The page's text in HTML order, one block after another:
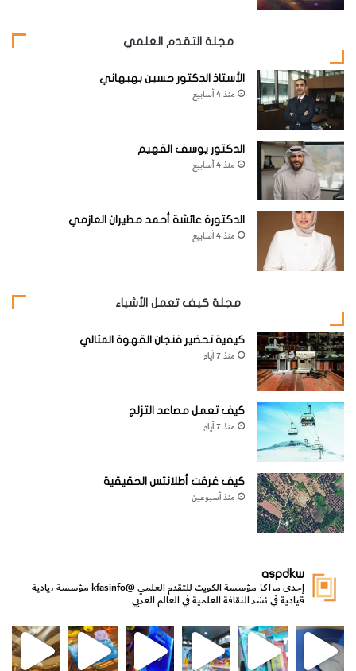
مجلة التقدم العلمي
الأستاذ الدكتور حسين بهبهاني
منذ 4 أسابيع
الدكتور يوسف القهيم
منذ 4 أسابيع
الدكتورة عائشة أحمد مطيران العازمي
منذ 4 أسابيع
مجلة كيف تعمل الأشياء
كيفية تحضير فنجان القهوة المثالي
منذ 7 أيام
كيف تعمل مصاعد التزلج
منذ 7 أيام
كيف غرقت أطلانتس الحقيقية
منذ أسبوعين
aspdkw
إحدى مراكز مؤسسة الكويت للتقدم العلمي@kfasinfo مؤسسة ريادية
قيادية في نشر الثقافة العلمية في العالم العربي
لشؤون الش
من الأعماق نكتشف ومن الكتب نتعلّم
⁨ ⁨ نتشرف بدعوتكم لزيارة جناح التقدم العلمي للنشر ⁨ رجعنا! ما كنّا بعيد! مجهزين لكم كل جديد!⁩